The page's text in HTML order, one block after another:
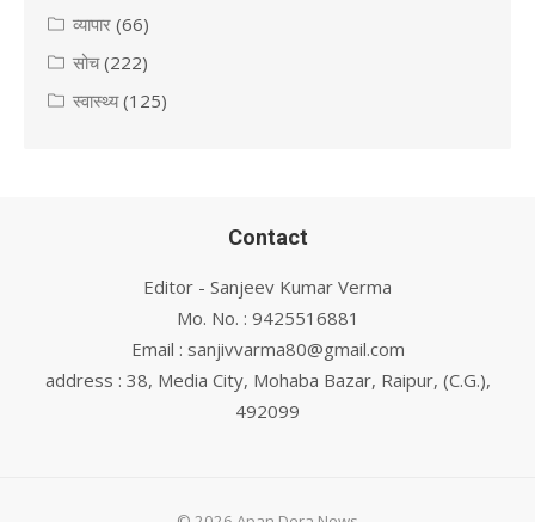
व्यापार (66)
सोच(222)
स्वास्थ्य(125)
Contact
Editor - Sanjeev Kumar Verma
Mo. No. : 9425516881
Email : sanjivvarma80@gmail.com
address : 38, Media City, Mohaba Bazar, Raipur, (C.G.),
492099